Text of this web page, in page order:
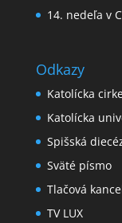
14. nedeľa v
Odkazy
Katolícka
Katolícka
Spišská
Sväté písmo
Tlačová
TV LUX